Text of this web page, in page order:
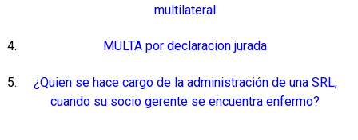
multilateral
MULTA por declaracion jurada
¿Quien se hace cargo de la administración de una SRL,
cuando su socio gerente se encuentra enfermo?